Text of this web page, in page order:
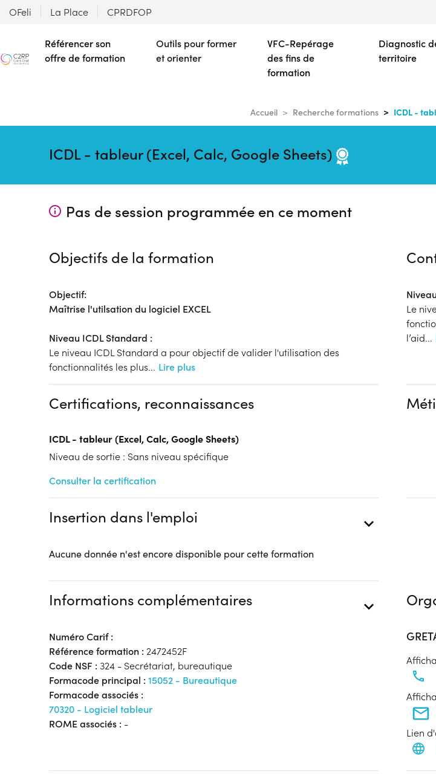
contenu
OFeli La Place CPRDFOP
Référencer son
offre de formation
Outils pour former
et orienter
VFC-Repérage
des fins de
formation
Diagnostic
territoire
Accueil Recherche formations ICDL -
ICDL - tableur (Excel, Calc, Google Sheets)
Pas de session programmée en ce moment
Objectifs de la formation
Objectif:
Maîtrise l'utilsation du logiciel EXCEL
Niveau ICDL Standard :
Le niveau ICDL Standard a pour objectif de valider l'utilisation des
fonctionnalités les plus... Lire plus
Le
l’aid...
Certifications, reconnaissances
ICDL - tableur (Excel, Calc, Google Sheets)
Niveau de sortie : Sans niveau spécifique
Consulter la certification
Insertion dans l'emploi
Aucune donnée n'est encore disponible pour cette formation
Informations complémentaires
Numéro Carif :
Référence formation : 2472452F
Code NSF : 324 - Secrétariat, bureautique
Formacode principal : 15052 - Bureautique
Formacode associés :
70320 - Logiciel tableur
ROME associés : -
Lien